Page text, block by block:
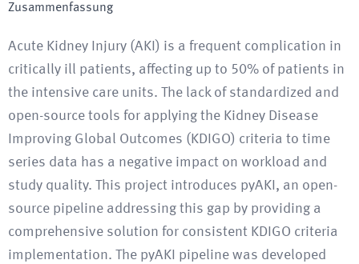
Zusammenfassung
Acute Kidney Injury (AKI) is a frequent complication in
critically ill patients, affecting up to 50% of patients in
the intensive care units. The lack of standardized and
open-source tools for applying the Kidney Disease
Improving Global Outcomes (KDIGO) criteria to time
series data has a negative impact on workload and
study quality. This project introduces pyAKI, an open-
source pipeline addressing this gap by providing a
comprehensive solution for consistent KDIGO criteria
implementation. The pyAKI pipeline was developed